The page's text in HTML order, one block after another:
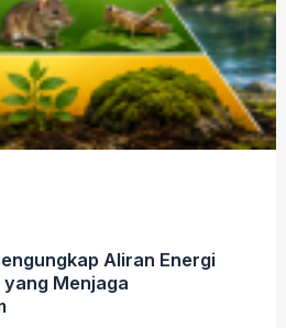
Aliran Energi
Menjaga